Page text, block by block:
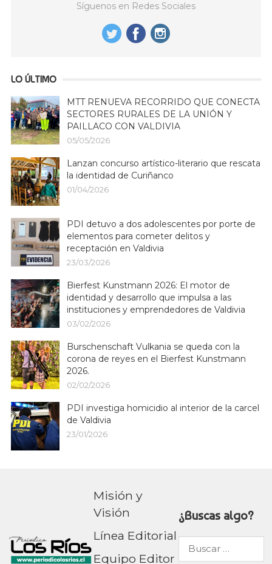
Síguenos en Redes Sociales
LO ÚLTIMO
MTT RENUEVA RECORRIDO QUE CONECTA
SECTORES RURALES DE LA UNIÓN Y
PAILLACO CON VALDIVIA
05/05/2026
Lanzan concurso artístico-literario que rescata
la identidad de Curiñanco
01/04/2026
PDI detuvo a dos adolescentes por porte de
elementos para cometer delitos y
receptación en Valdivia
23/03/2026
Bierfest Kunstmann 2026: El motor de
identidad y desarrollo que impulsa a las
instituciones y emprendedores de Valdivia
03/02/2026
Burschenschaft Vulkania se queda con la
corona de reyes en el Bierfest Kunstmann
2026.
02/02/2026
PDI investiga homicidio al interior de la carcel
de Valdivia
23/01/2026
Misión y
Visión
Línea Editorial
Equipo Editor
¿Buscas algo?
Buscar
por: